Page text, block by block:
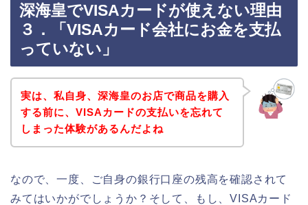
深海皇でVISAカードが使えない理由
３．「VISAカード会社にお金を支払
っていない」
実は、私自身、深海皇のお店で商品を購入
する前に、VISAカードの支払いを忘れて
しまった体験があるんだよね
なので、一度、ご自身の銀行口座の残高を確認されて
みてはいかがでしょうか？そして、もし、VISAカード